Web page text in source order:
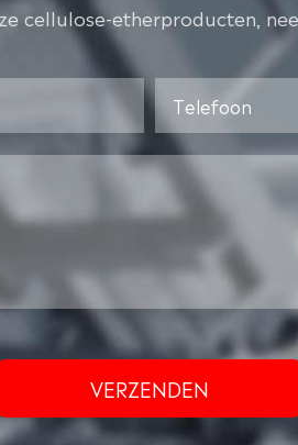
cellulose-etherproducten,
VERZENDEN